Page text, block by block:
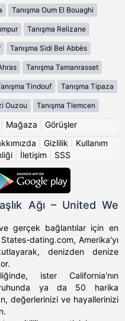
Tanışma Oum El Bouaghi
Tanışma Relizane
Tanışma Sidi Bel Abbès
Tanışma Tamanrasset
Tindouf Tanışma Tipaza
Ouzou Tanışma Tlemcen
Mağaza
Görüşler
Gizlilik
Kullanım
| İletişim SSS
Ağı – United We
gerçek bağlantılar için en
dating.com, Amerika'yı
denizden denize
ister California'nın
ruhunda ya da 50 harika
değerlerinizi ve hayallerinizi